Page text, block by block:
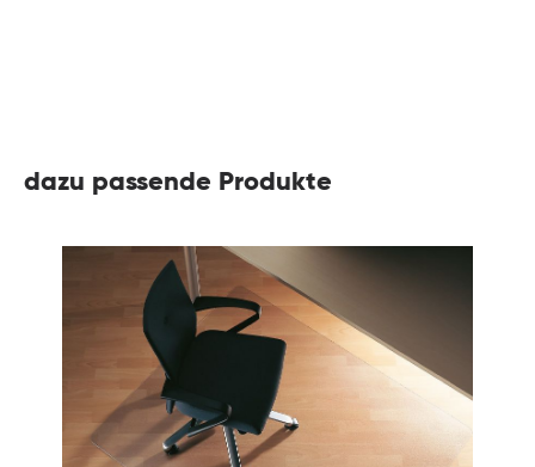
dazu passende Produkte